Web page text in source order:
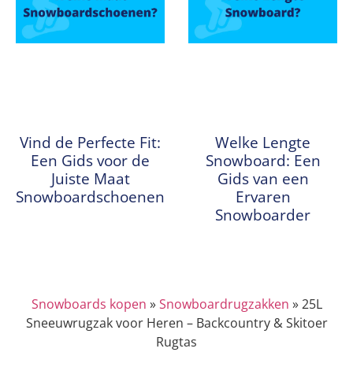
Vind de Perfecte Fit:
Een Gids voor de
Juiste Maat
Snowboardschoenen
Welke Lengte
Snowboard: Een
Gids van een
Ervaren
Snowboarder
Snowboards kopen »Snowboardrugzakken »25L
Sneeuwrugzak voor Heren – Backcountry & Skitoer
Rugtas